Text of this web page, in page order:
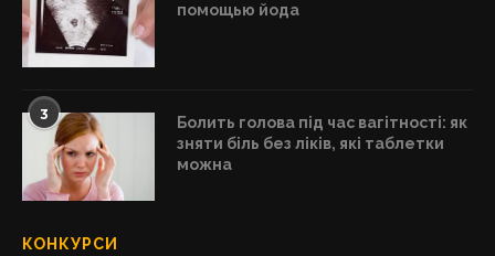
помощью йода
3
Болить голова під час вагітності: як
зняти біль без ліків, які таблетки
можна
КОНКУРСИ